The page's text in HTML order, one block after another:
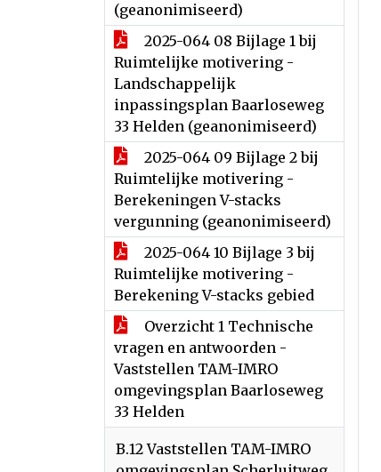
(geanonimiseerd)
2025-064 08 Bijlage 1 bij
Ruimtelijke motivering -
Landschappelijk
inpassingsplan Baarloseweg
33 Helden (geanonimiseerd)
2025-064 09 Bijlage 2 bij
Ruimtelijke motivering -
Berekeningen V-stacks
vergunning (geanonimiseerd)
2025-064 10 Bijlage 3 bij
Ruimtelijke motivering -
Berekening V-stacks gebied
Overzicht 1 Technische
vragen en antwoorden -
Vaststellen TAM-IMRO
omgevingsplan Baarloseweg
33 Helden
B.12 Vaststellen TAM-IMRO